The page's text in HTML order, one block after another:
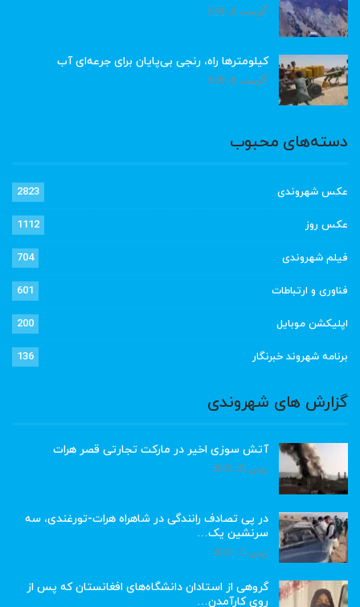
آگوست 8, 2026
کیلومترها راه، رنجی بی‌پایان برای جرعه‌ای آب
آگوست 8, 2026
دسته‌های محبوب
عکس شهروندی 2823
عکس روز 1112
فیلم شهروندی 704
فناوری و ارتباطات 601
اپلیکشن موبایل 200
برنامه شهروند خبرنگار 136
گزارش های شهروندی
آتش سوزی اخیر در مارکت تجارتی قصر هرات
ژوئن 22, 2023
در پی تصادف رانندگی در شاهراه هرات-تورغندی، سه
سرنشین یک…
ژوئن 15, 2023
گروهی از استادان دانشگاه‌های افغانستان که پس از
روی کارآمدن…